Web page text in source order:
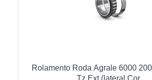
Rolamento Roda Agrale 6000
Tz Ext (lateral Cor...